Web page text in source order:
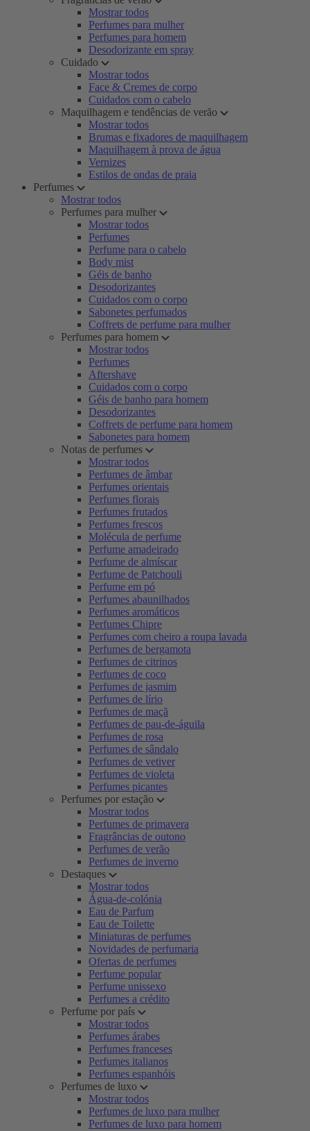
Mostrar todos
Perfumes para mulher
Perfumes para homem
Desodorizante em spray
Cuidado
Mostrar todos
Face & Cremes de corpo
Cuidados com o cabelo
Maquilhagem e tendências de verão
Mostrar todos
Brumas e fixadores de maquilhagem
Maquilhagem à prova de água
Vernizes
Estilos de ondas de praia
Perfumes
Mostrar todos
Perfumes para mulher
Mostrar todos
Perfumes
Perfume para o cabelo
Body mist
Géis de banho
Desodorizantes
Cuidados com o corpo
Sabonetes perfumados
Coffrets de perfume para mulher
Perfumes para homem
Mostrar todos
Perfumes
Aftershave
Cuidados com o corpo
Géis de banho para homem
Desodorizantes
Coffrets de perfume para homem
Sabonetes para homem
Notas de perfumes
Mostrar todos
Perfumes de âmbar
Perfumes orientais
Perfumes florais
Perfumes frutados
Perfumes frescos
Molécula de perfume
Perfume amadeirado
Perfume de almíscar
Perfume de Patchouli
Perfume em pó
Perfumes abaunilhados
Perfumes aromáticos
Perfumes Chipre
Perfumes com cheiro a roupa lavada
Perfumes de bergamota
Perfumes de citrinos
Perfumes de coco
Perfumes de jasmim
Perfumes de lírio
Perfumes de maçã
Perfumes de pau-de-águila
Perfumes de rosa
Perfumes de sândalo
Perfumes de vetiver
Perfumes de violeta
Perfumes picantes
Perfumes por estação
Mostrar todos
Perfumes de primavera
Fragrâncias de outono
Perfumes de verão
Perfumes de inverno
Destaques
Mostrar todos
Água-de-colónia
Eau de Parfum
Eau de Toilette
Miniaturas de perfumes
Novidades de perfumaria
Ofertas de perfumes
Perfume popular
Perfume unissexo
Perfumes a crédito
Perfume por país
Mostrar todos
Perfumes árabes
Perfumes franceses
Perfumes italianos
Perfumes espanhóis
Perfumes de luxo
Mostrar todos
Perfumes de luxo para mulher
Perfumes de luxo para homem